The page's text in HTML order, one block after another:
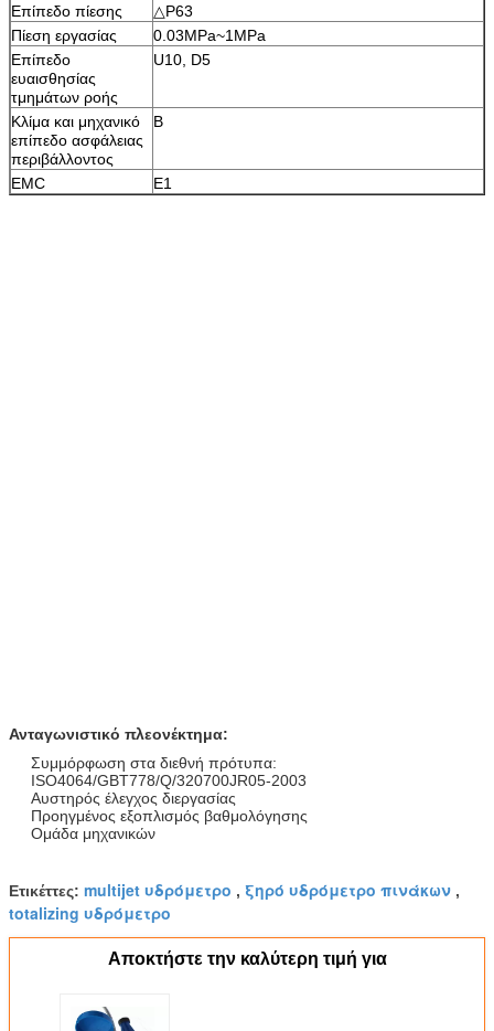
Επίπεδο πίεσης
△P63
Πίεση εργασίας
0.03MPa~1MPa
Επίπεδο
ευαισθησίας
τμημάτων ροής
U10, D5
Κλίμα και μηχανικό
επίπεδο ασφάλειας
περιβάλλοντος
Β
EMC E1
Ανταγωνιστικό πλεονέκτημα:
Συμμόρφωση στα διεθνή πρότυπα:
ISO4064/GBT778/Q/320700JR05-2003
Αυστηρός έλεγχος διεργασίας
Προηγμένος εξοπλισμός βαθμολόγησης
Ομάδα μηχανικών
Ετικέττες: multijet υδρόμετρο , ξηρό υδρόμετρο πινάκων ,
totalizing υδρόμετρο
Αποκτήστε την καλύτερη τιμή για